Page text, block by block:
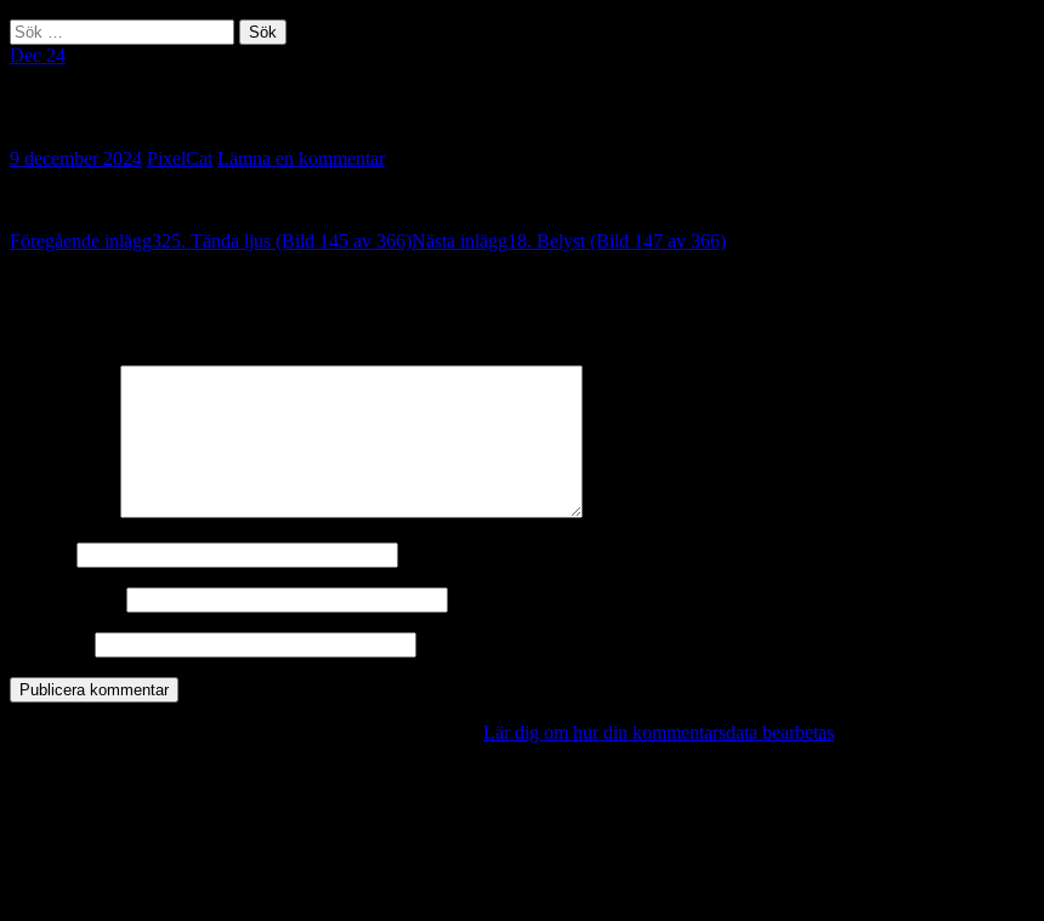
Sök
efter:
Dec 24
9 december 2024 PixelCat Lämna en kommentar
Inläggsnavigering
Föregående inlägg325. Tända ljus (Bild 145 av 366)Nästa inlägg18. Belyst (Bild 147 av 366)
Lär dig om hur din kommentarsdata bearbetas